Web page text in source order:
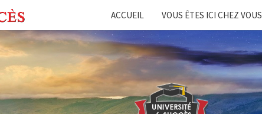
ACCUEIL VOUS ÊTES ICI CHEZ VOUS